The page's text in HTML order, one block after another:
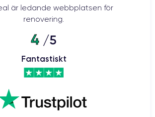
är ledande webbplatsen för
renovering.
4 /5
Fantastiskt